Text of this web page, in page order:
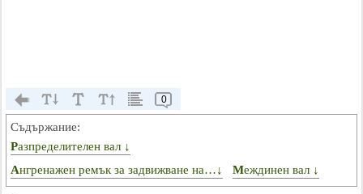
0
Съдържание:
Разпределителен вал ↓
Ангренажен ремък за задвижване на…↓
Междинен вал ↓